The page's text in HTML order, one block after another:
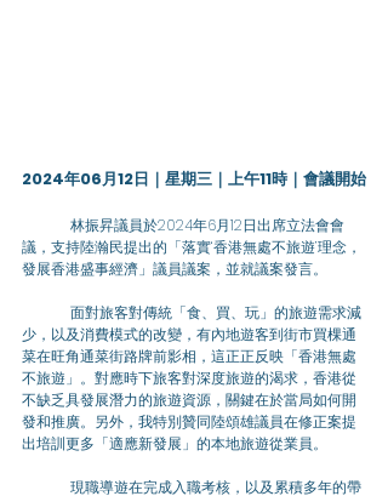
2024年06月12日｜星期三｜上午11時｜會議開始
林振昇議員於2024年6月12日出席立法會會
議，支持陸瀚民提出的「落實‘香港無處不旅遊’理念，
發展香港盛事經濟」議員議案，並就議案發言。
少，以及消費模式的改變，有內地遊客到街市買棵通
菜在旺角通菜街路牌前影相，這正正反映「香港無處
不旅遊」。對應時下旅客對深度旅遊的渴求，香港從
不缺乏具發展潛力的旅遊資源，關鍵在於當局如何開
發和推廣。另外，我特別贊同陸頌雄議員在修正案提
出培訓更多「適應新發展」的本地旅遊從業員。